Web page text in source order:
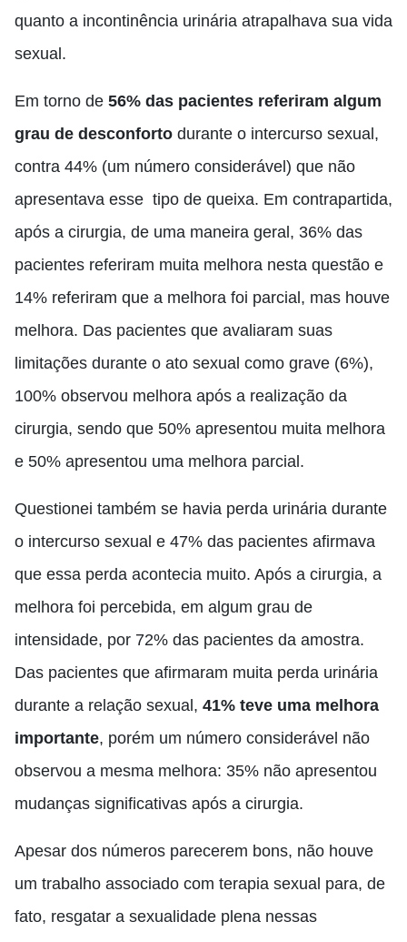
quanto a incontinência urinária atrapalhava sua vida
sexual.
Em torno de 56% das pacientes referiram algum
grau de desconforto durante o intercurso sexual,
contra 44% (um número considerável) que não
apresentava esse tipo de queixa. Em contrapartida,
após a cirurgia, de uma maneira geral, 36% das
pacientes referiram muita melhora nesta questão e
14% referiram que a melhora foi parcial, mas houve
melhora. Das pacientes que avaliaram suas
limitações durante o ato sexual como grave (6%),
100% observou melhora após a realização da
cirurgia, sendo que 50% apresentou muita melhora
e 50% apresentou uma melhora parcial.
Questionei também se havia perda urinária durante
o intercurso sexual e 47% das pacientes afirmava
que essa perda acontecia muito. Após a cirurgia, a
melhora foi percebida, em algum grau de
intensidade, por 72% das pacientes da amostra.
Das pacientes que afirmaram muita perda urinária
durante a relação sexual, 41% teve uma melhora
importante, porém um número considerável não
observou a mesma melhora: 35% não apresentou
mudanças significativas após a cirurgia.
Apesar dos números parecerem bons, não houve
um trabalho associado com terapia sexual para, de
fato, resgatar a sexualidade plena nessas